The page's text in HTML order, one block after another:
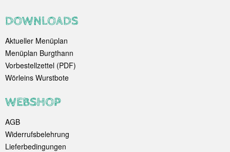
DOWNLOADS
Aktueller Menüplan
Menüplan Burgthann
Vorbestellzettel (PDF)
Wörleins Wurstbote
WEBSHOP
AGB
Widerrufsbelehrung
Lieferbedingungen